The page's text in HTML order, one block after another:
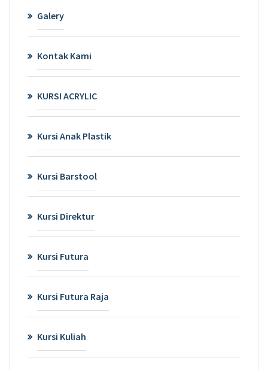
Galery
Kontak Kami
KURSI ACRYLIC
Kursi Anak Plastik
Kursi Barstool
Kursi Direktur
Kursi Futura
Kursi Futura Raja
Kursi Kuliah